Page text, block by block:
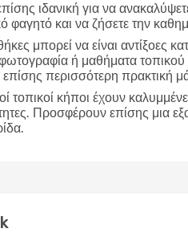
ιδανική για να
φαγητό και να ζήσετε την
μπορεί να είναι αντίξοες
ή μαθήματα
επίσης περισσότερη πρακτική
τοπικοί κήποι έχουν
Προσφέρουν επίσης μια